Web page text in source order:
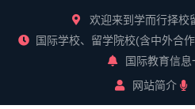
欢迎来到学而行择校
国际学校、留学院校(含中外合
国际教育信息
网站简介